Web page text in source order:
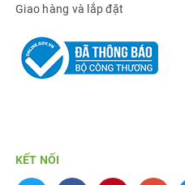
Giao hàng và lắp đặt
KẾT NỐI